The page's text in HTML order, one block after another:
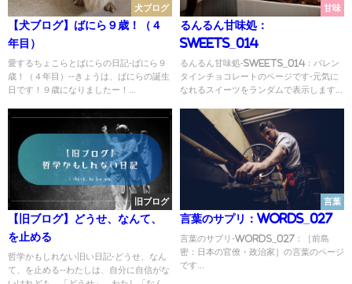
犬ブログ
【犬ブログ】ばにら９歳！（４
年目）
愛するちょこらとばにらの日記-ばにら９
歳！（４年目）--きょうは、ばにらの誕生
日です！９歳になりましたー！...
甘味
るんるん甘味処：
Sweets_014
るんるん甘味処-Sweets_014：バレン
タインチョコレートのページです-元気に
なれるスイーツをランダムで表示します...
旧ブログ
【旧ブログ】どうせ、なんて、
を止める
哲学かもしれない旧い日記-どうせ、なん
て、を止める--わたしは、自分に自信がな
言葉
言葉のサプリ：Words_027
言葉のサプリ-Words_027：［前島
密：日本の官僚・政治家］の言葉のページ
です...